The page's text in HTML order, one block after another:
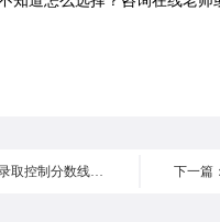
上一篇：湖北省2019年成人高等学校招生录取控制分数线的通知